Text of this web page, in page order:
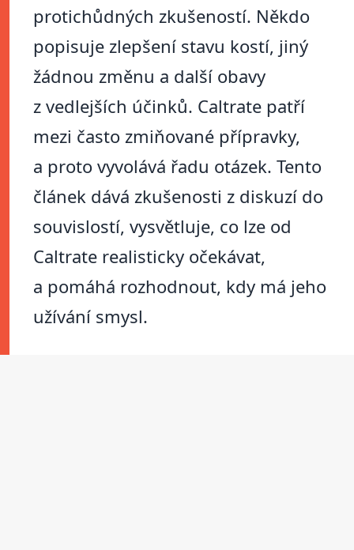
protichůdných zkušeností. Někdo
popisuje zlepšení stavu kostí, jiný
žádnou změnu a další obavy
z vedlejších účinků. Caltrate patří
mezi často zmiňované přípravky,
a proto vyvolává řadu otázek. Tento
článek dává zkušenosti z diskuzí do
souvislostí, vysvětluje, co lze od
Caltrate realisticky očekávat,
a pomáhá rozhodnout, kdy má jeho
užívání smysl.